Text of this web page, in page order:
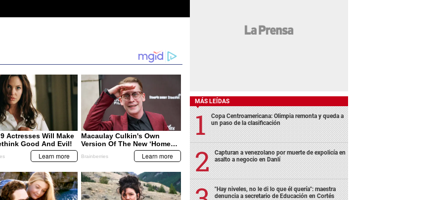
MÁS LEÍDAS
Copa Centroamericana: Olimpia remonta y queda a
un paso de la clasificación
Capturan a venezolano por muerte de expolicía en
asalto a negocio en Danlí
"Hay niveles, no le di lo que él quería": maestra
denuncia a secretario de Educación en Cortés